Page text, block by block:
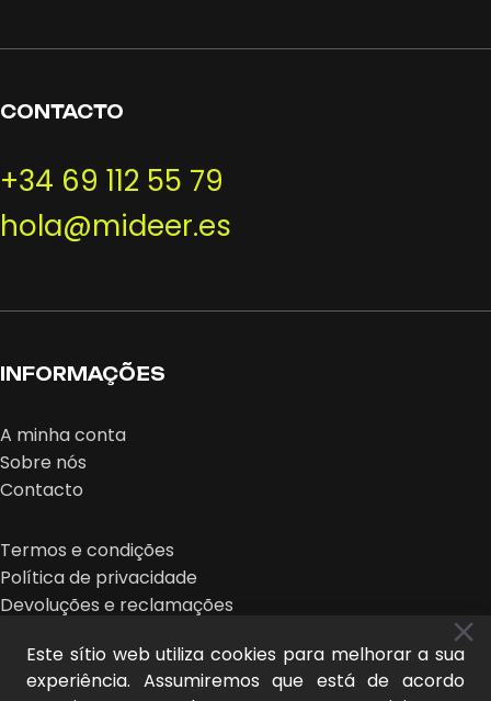
CONTACTO
+34 69 112 55 79
hola@mideer.es
INFORMAÇÕES
A minha conta
Sobre nós
Contacto
Termos e condições
Política de privacidade
Devoluções e reclamações
Este sítio web utiliza cookies para melhorar a sua
experiência. Assumiremos que está de acordo